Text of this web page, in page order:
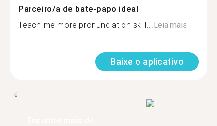
Parceiro/a de bate-papo ideal
Teach me more pronunciation skill...Leia mais
Baixe o aplicativo